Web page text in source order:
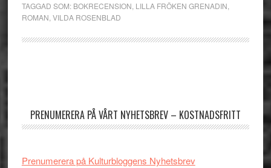
TAGGAD SOM: BOKRECENSION LILLA FRÖKEN GRENADIN
ROMAN VILDA ROSENBLAD
PRENUMERERA PÅ VÅRT NYHETSBREV – KOSTNADSFRITT
Prenumerera på Kulturbloggens Nyhetsbrev